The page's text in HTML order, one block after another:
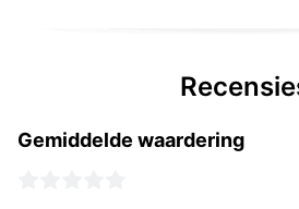
Gemiddelde waardering